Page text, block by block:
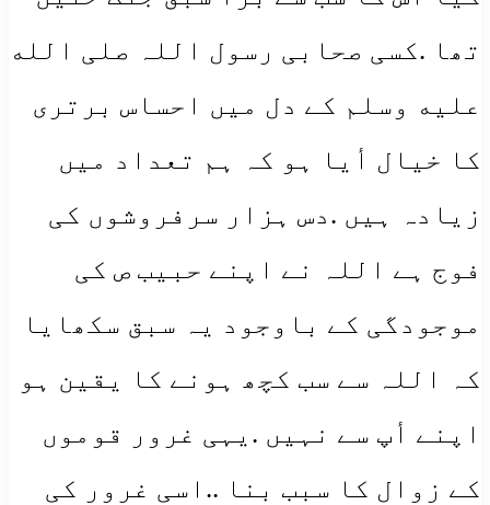
تھا .کسی صحابی رسول اللہ صلی الله
علیه وسلم کے دل میں احساس برتری
کا خیال أیا ہو کہ ہم تعداد میں
زیادہ ہیں .دس ہزار سرفروشوں کی
فوج ہے اللہ نے اپنے حبیب ص کی
موجودگی کے باوجود یہ سبق سکھایا
کہ اللہ سے سب کچھ ہونے کا یقین ہو
اپنے أپ سے نہیں .یہی غرور قوموں
کے زوال کا سبب بنا ..اسی غرور کی